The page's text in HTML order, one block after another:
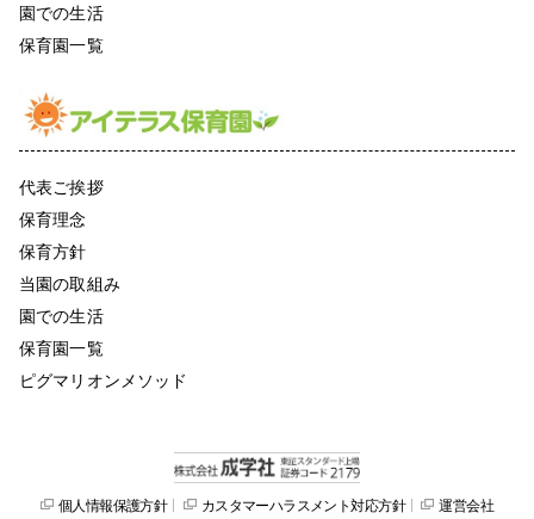
園での生活
保育園一覧
代表ご挨拶
保育理念
保育方針
当園の取組み
園での生活
保育園一覧
ピグマリオンメソッド
個人情報保護方針 カスタマーハラスメント対応方針 運営会社